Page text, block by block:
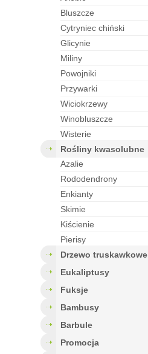
bluszcze
cytryniec chiński
glicynie
miliny
powojniki
przywarki
wiciokrzewy
winobluszcze
wisterie
rośliny kwasolubne
azalie
rododendrony
enkianty
skimie
kiścienie
pierisy
drzewo truskawkowe
eukaliptusy
fuksje
bambusy
barbule
Promocja